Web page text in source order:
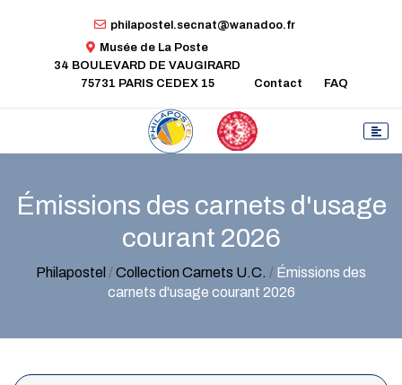
philapostel.secnat@wanadoo.fr
Musée de La Poste
34 BOULEVARD DE VAUGIRARD
75731 PARIS CEDEX 15
Contact FAQ
Émissions des carnets d'usage
courant 2026
Philapostel /Collection Carnets U.C. / Émissions des
carnets d'usage courant 2026